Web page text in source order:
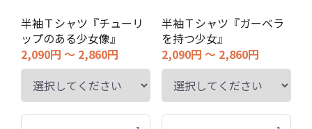
半袖Ｔシャツ『チューリ
ップのある少女像』
2,090円 ～ 2,860円
半袖Ｔシャツ『ガーベラ
を持つ少女』
2,090円 ～ 2,860円